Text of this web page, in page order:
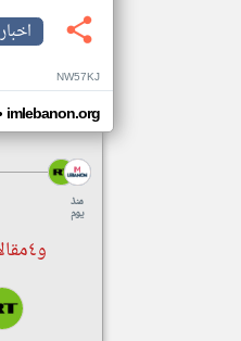
NW57KJ
imlebanon.org
منذ
يوم
و٤مقالات مشابهة من مصادر أخرى